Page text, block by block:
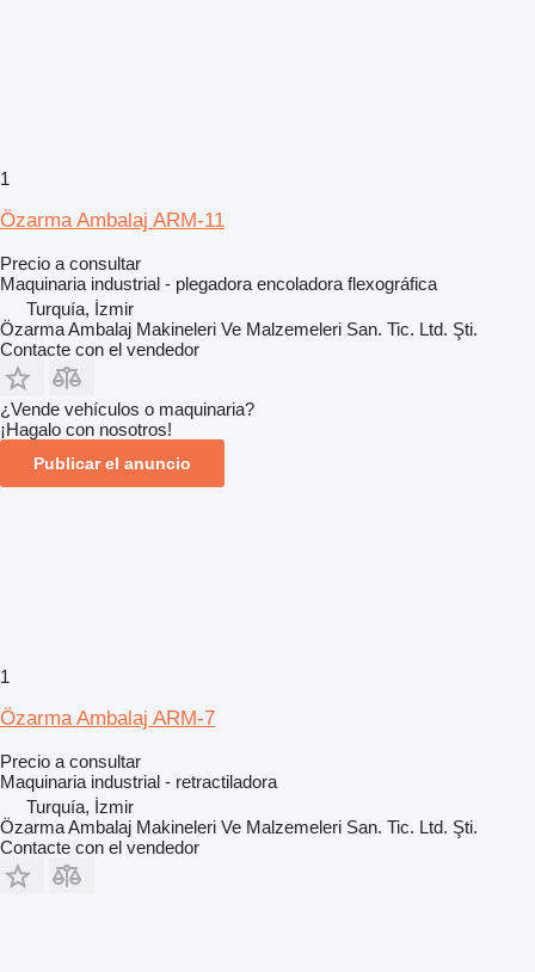
1
Özarma Ambalaj ARM-11
Precio a consultar
Maquinaria industrial - plegadora encoladora flexográfica
Turquía, İzmir
Özarma Ambalaj Makineleri Ve Malzemeleri San. Tic. Ltd. Şti.
Contacte con el vendedor
¿Vende vehículos o maquinaria?
¡Hagalo con nosotros!
Publicar el anuncio
1
Özarma Ambalaj ARM-7
Precio a consultar
Maquinaria industrial - retractiladora
Turquía, İzmir
Özarma Ambalaj Makineleri Ve Malzemeleri San. Tic. Ltd. Şti.
Contacte con el vendedor